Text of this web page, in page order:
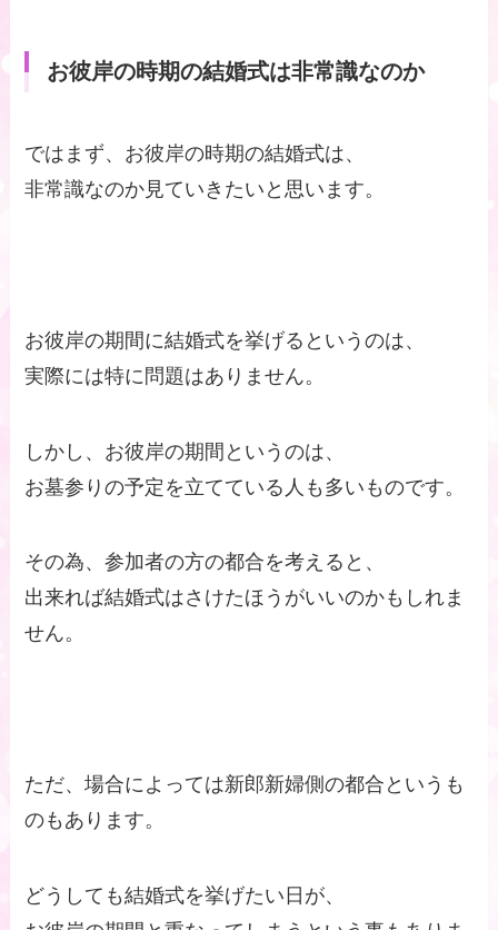
お彼岸の時期の結婚式は非常識なのか
ではまず、お彼岸の時期の結婚式は、
非常識なのか見ていきたいと思います。
お彼岸の期間に結婚式を挙げるというのは、
実際には特に問題はありません。
しかし、お彼岸の期間というのは、
お墓参りの予定を立てている人も多いものです。
その為、参加者の方の都合を考えると、
出来れば結婚式はさけたほうがいいのかもしれま
せん。
ただ、場合によっては新郎新婦側の都合というも
のもあります。
どうしても結婚式を挙げたい日が、